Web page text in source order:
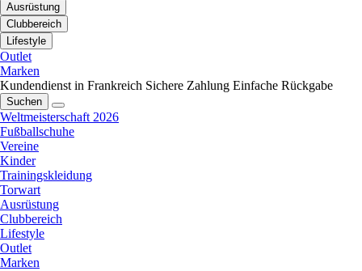
Ausrüstung
Clubbereich
Lifestyle
Outlet
Marken
Kundendienst in Frankreich Sichere Zahlung Einfache Rückgabe
Suchen
Weltmeisterschaft 2026
Fußballschuhe
Vereine
Kinder
Trainingskleidung
Torwart
Ausrüstung
Clubbereich
Lifestyle
Outlet
Marken